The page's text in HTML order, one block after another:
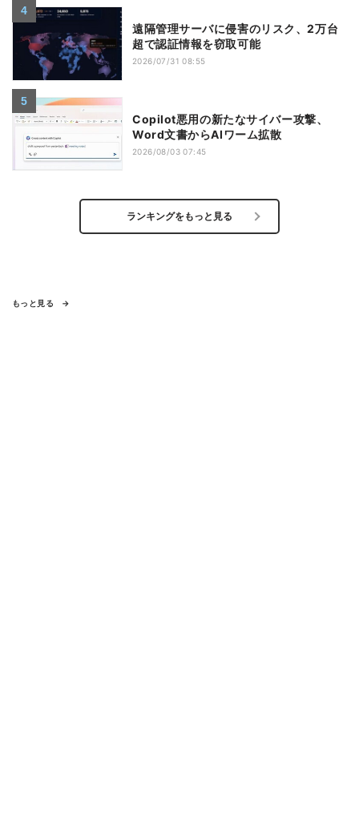
遠隔管理サーバに侵害のリスク、2万台
超で認証情報を窃取可能
2026/07/31 08:55
Copilot悪用の新たなサイバー攻撃、
Word文書からAIワーム拡散
2026/08/03 07:45
ランキングをもっと見る
もっと見る